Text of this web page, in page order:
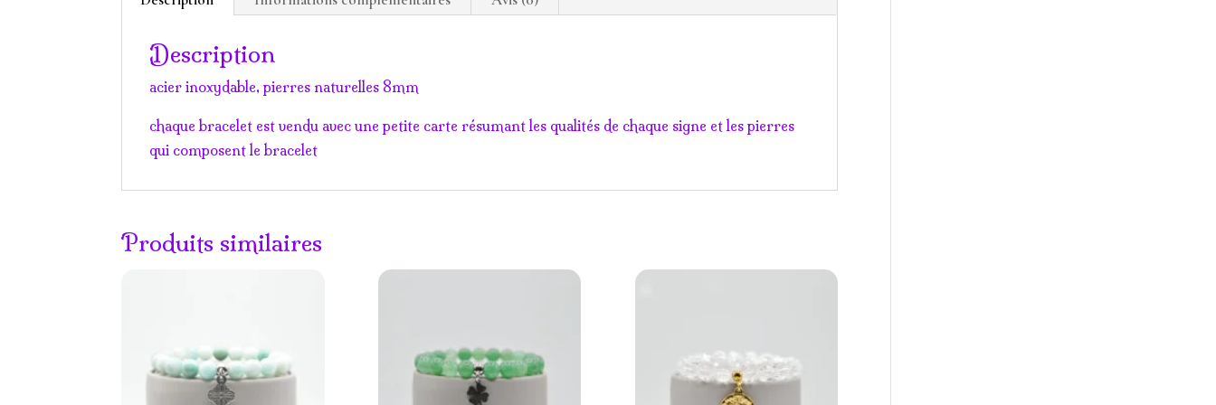
Description
acier inoxydable, pierres naturelles 8mm
chaque bracelet est vendu avec une petite carte résumant les qualités de chaque signe et les pierres
qui composent le bracelet
Produits similaires